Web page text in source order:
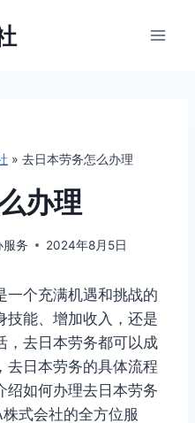
» 去日本劳务怎么办理
办理
服务 2024年8月5日
一个充满机遇和挑战的
技能、增加收入，还是
，去日本劳务都可以成
去日本劳务的具体流程
绍如何办理去日本劳务
式会社的全方位服